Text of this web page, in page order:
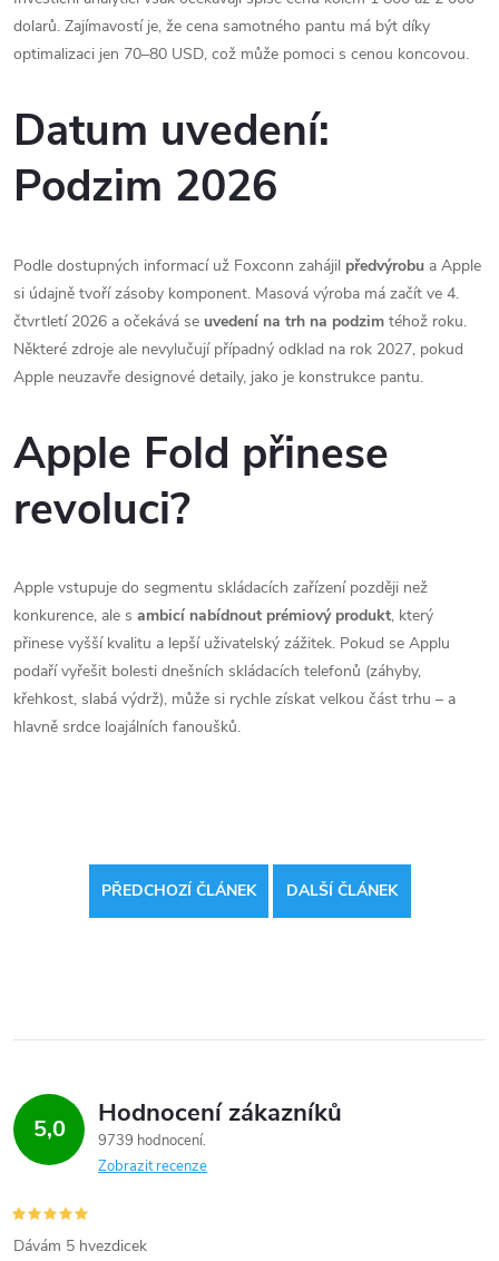
dolarů. Zajímavostí je, že cena samotného pantu má být díky
optimalizaci jen 70–80 USD, což může pomoci s cenou koncovou.
Datum uvedení:
Podzim 2026
Podle dostupných informací už Foxconn zahájil předvýrobu a Apple
si údajně tvoří zásoby komponent. Masová výroba má začít ve 4.
čtvrtletí 2026 a očekává se uvedení na trh na podzim téhož roku.
Některé zdroje ale nevylučují případný odklad na rok 2027, pokud
Apple neuzavře designové detaily, jako je konstrukce pantu.
Apple Fold přinese
revoluci?
Apple vstupuje do segmentu skládacích zařízení později než
konkurence, ale s ambicí nabídnout prémiový produkt, který
přinese vyšší kvalitu a lepší uživatelský zážitek. Pokud se Applu
podaří vyřešit bolesti dnešních skládacích telefonů (záhyby,
křehkost, slabá výdrž), může si rychle získat velkou část trhu – a
hlavně srdce loajálních fanoušků.
PŘEDCHOZÍ ČLÁNEK DALŠÍ ČLÁNEK
5,0 Hodnocení zákazníků
9739 hodnocení
Zobrazit recenze
Dávám 5 hvezdicek